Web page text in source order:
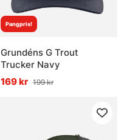
Pangpris!
Grundéns G Trout
Trucker Navy
169 kr 199 kr